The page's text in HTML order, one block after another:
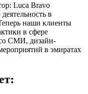
Luca Bravo
в
наши клиенты
в сфере
со СМИ, дизайн-
в эмиратах